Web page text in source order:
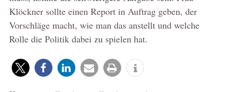
Klöckner sollte einen Report in Auftrag geben, der
Vorschläge macht, wie man das anstellt und welche
Rolle die Politik dabei zu spielen hat.